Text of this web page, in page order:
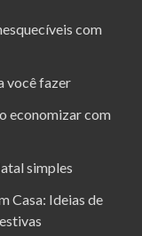
com
você fazer
economizar com
simples
Casa: Ideias de